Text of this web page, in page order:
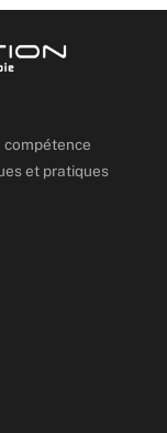
compétence
et pratiques